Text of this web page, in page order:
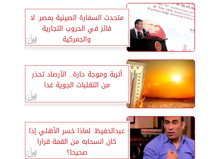
متحدث السفارة الصينية بمصر: لا
فائز في الحروب التجارية
والجمركية
أتربة وموجة حارة.. الأرصاد تحذر
من التقلبات الجوية غدا
عبدالحفيظ: لماذا خسر الأهلي إذا
كان انسحابه من القمة قرارا
صحيحا؟